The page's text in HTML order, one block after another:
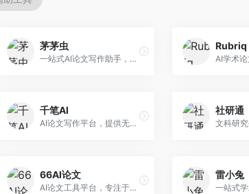
茅茅虫
一站式AI论文写作助手，覆盖学术写作全场景。面向高校学生和科研人员，提供开题报告、文献综述、论文正文等写作服务，支持多学科多类型论文，操作简便。
Rubriq
千笔AI
AI论文写作平台，提供无限改稿服务。面向高校学生和学术研究者，支持论文选题、大纲生成、内容撰写、查重修改等全流程服务，改稿次数不限，服务质量有保障。
社研通
66AI论文
AI论文工具平台，专注于高质量低查重论文生成。面向大学生和研究生，提供论文写作、降重修改等服务，生成内容原创度高，查重率低。
雷小兔